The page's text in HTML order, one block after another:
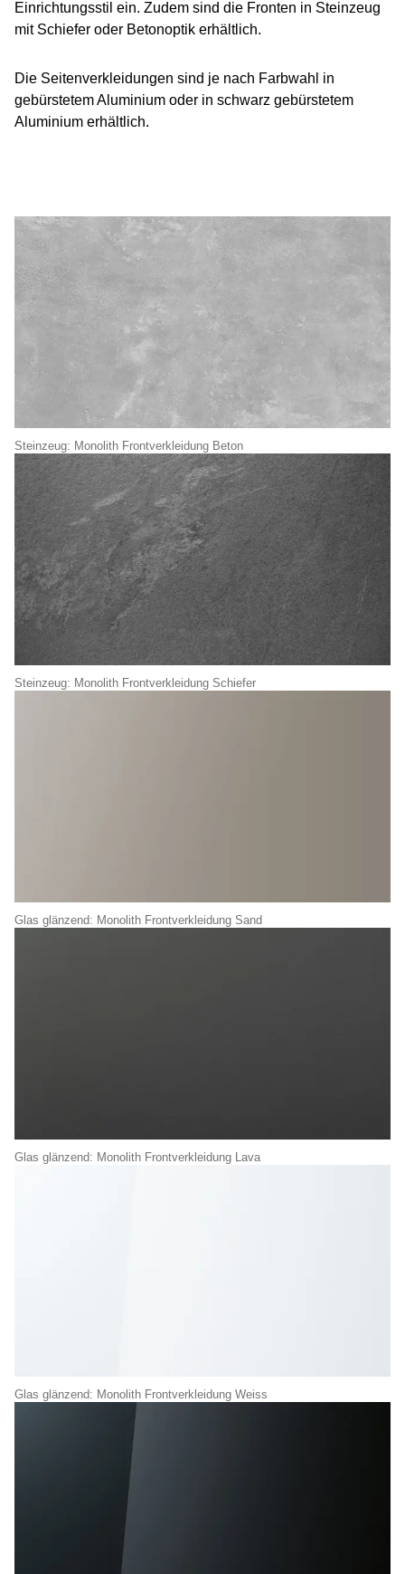
Einrichtungsstil ein. Zudem sind die Fronten in Steinzeug
mit Schiefer oder Betonoptik erhältlich.
Die Seitenverkleidungen sind je nach Farbwahl in
gebürstetem Aluminium oder in schwarz gebürstetem
Aluminium erhältlich.
Steinzeug: Monolith Frontverkleidung Beton
Steinzeug: Monolith Frontverkleidung Schiefer
Glas glänzend: Monolith Frontverkleidung Sand
Glas glänzend: Monolith Frontverkleidung Lava
Glas glänzend: Monolith Frontverkleidung Weiss